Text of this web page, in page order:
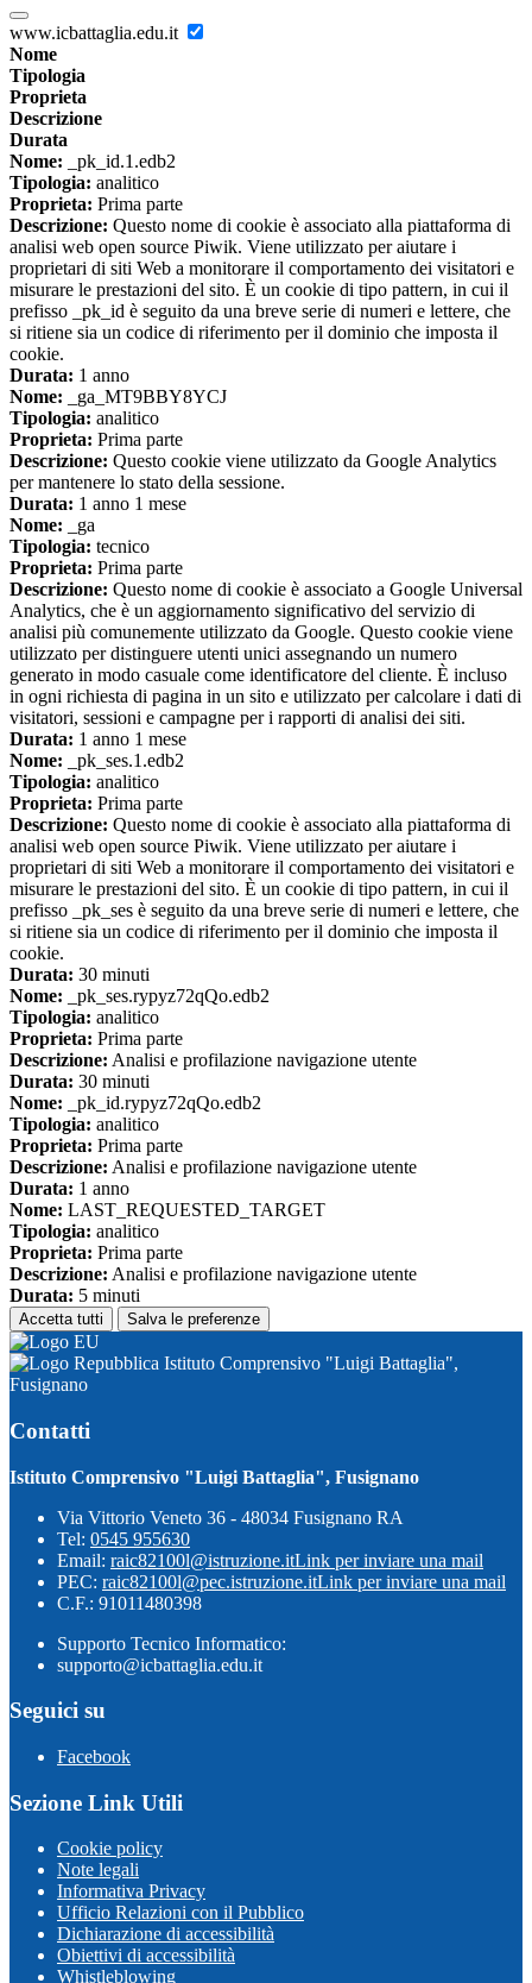
www.icbattaglia.edu.it
Nome
Tipologia
Proprieta
Descrizione
Durata
Nome: _pk_id.1.edb2
Tipologia: analitico
Proprieta: Prima parte
Descrizione: Questo nome di cookie è associato alla piattaforma di
analisi web open source Piwik. Viene utilizzato per aiutare i
proprietari di siti Web a monitorare il comportamento dei visitatori e
misurare le prestazioni del sito. È un cookie di tipo pattern, in cui il
prefisso _pk_id è seguito da una breve serie di numeri e lettere, che
si ritiene sia un codice di riferimento per il dominio che imposta il
cookie.
Durata: 1 anno
Nome: _ga_MT9BBY8YCJ
Tipologia: analitico
Proprieta: Prima parte
Descrizione: Questo cookie viene utilizzato da Google Analytics
per mantenere lo stato della sessione.
Durata: 1 anno 1 mese
Nome: _ga
Tipologia: tecnico
Proprieta: Prima parte
Descrizione: Questo nome di cookie è associato a Google Universal
Analytics, che è un aggiornamento significativo del servizio di
analisi più comunemente utilizzato da Google. Questo cookie viene
utilizzato per distinguere utenti unici assegnando un numero
generato in modo casuale come identificatore del cliente. È incluso
in ogni richiesta di pagina in un sito e utilizzato per calcolare i dati di
visitatori, sessioni e campagne per i rapporti di analisi dei siti.
Durata: 1 anno 1 mese
Nome: _pk_ses.1.edb2
Tipologia: analitico
Proprieta: Prima parte
Descrizione: Questo nome di cookie è associato alla piattaforma di
analisi web open source Piwik. Viene utilizzato per aiutare i
proprietari di siti Web a monitorare il comportamento dei visitatori e
misurare le prestazioni del sito. È un cookie di tipo pattern, in cui il
prefisso _pk_ses è seguito da una breve serie di numeri e lettere, che
si ritiene sia un codice di riferimento per il dominio che imposta il
cookie.
Durata: 30 minuti
Nome: _pk_ses.rypyz72qQo.edb2
Tipologia: analitico
Proprieta: Prima parte
Descrizione: Analisi e profilazione navigazione utente
Durata: 30 minuti
Nome: _pk_id.rypyz72qQo.edb2
Tipologia: analitico
Proprieta: Prima parte
Descrizione: Analisi e profilazione navigazione utente
Durata: 1 anno
Nome: LAST_REQUESTED_TARGET
Tipologia: analitico
Proprieta: Prima parte
Descrizione: Analisi e profilazione navigazione utente
Durata: 5 minuti
Accetta tutti Salva le preferenze
Istituto Comprensivo "Luigi Battaglia",
Fusignano
Contatti
Istituto Comprensivo "Luigi Battaglia", Fusignano
Via Vittorio Veneto 36 - 48034 Fusignano RA
Tel: 0545 955630
Email: raic82100l@istruzione.itLink per inviare una mail
PEC: raic82100l@pec.istruzione.itLink per inviare una mail
C.F.: 91011480398
Supporto Tecnico Informatico:
supporto@icbattaglia.edu.it
Seguici su
Facebook
Sezione Link Utili
Cookie policy
Note legali
Informativa Privacy
Ufficio Relazioni con il Pubblico
Dichiarazione di accessibilità
Obiettivi di accessibilità
Whistleblowing